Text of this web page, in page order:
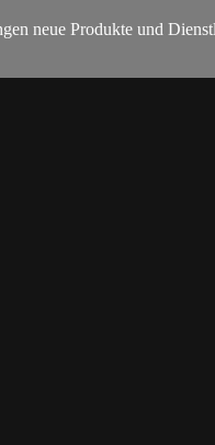
neue Produkte und